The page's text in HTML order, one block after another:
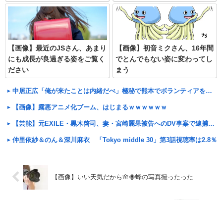
【画像】最近のJSさん、あまり
にも成長が良過ぎる姿をご覧く
ださい
【画像】初音ミクさん、16年間
でとんでもない姿に変わってし
まう
中居正広「俺が来たことは内緒だべ」極秘で熊本でボランティアをしていたwwwwwww
【画像】露悪アニメ化ブーム、はじまるｗｗｗｗｗｗ
【芸能】元EXILE・黒木啓司、妻・宮崎麗果被告へのDV事案で逮捕されていた 宮崎は全身打撲、頭部裂
仲里依紗＆のん＆深川麻衣 「Tokyo middle 30」第3話視聴率は2.8％
【画像】いい天気だから🌸🐝蜂の写真撮ったった